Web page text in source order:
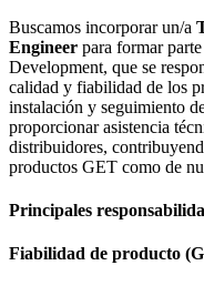
Buscamos incorporar un/a
Engineer para formar
Development, que se
calidad y fiabilidad de los
instalación y seguimiento
proporcionar asistencia
distribuidores,
productos GET como de
Principales
Fiabilidad de producto